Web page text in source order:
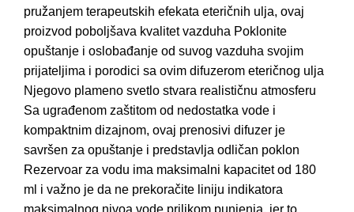
pružanjem terapeutskih efekata eteričnih ulja, ovaj
proizvod poboljšava kvalitet vazduha Poklonite
opuštanje i oslobađanje od suvog vazduha svojim
prijateljima i porodici sa ovim difuzerom eteričnog ulja
Njegovo plameno svetlo stvara realističnu atmosferu
Sa ugrađenom zaštitom od nedostatka vode i
kompaktnim dizajnom, ovaj prenosivi difuzer je
savršen za opuštanje i predstavlja odličan poklon
Rezervoar za vodu ima maksimalni kapacitet od 180
ml i važno je da ne prekoračite liniju indikatora